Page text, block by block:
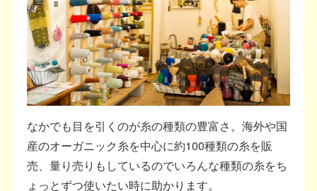
なかでも目を引くのが糸の種類の豊富さ。海外や国
産のオーガニック糸を中心に約100種類の糸を販
売、量り売りもしているのでいろんな種類の糸をち
ょっとずつ使いたい時に助かります。